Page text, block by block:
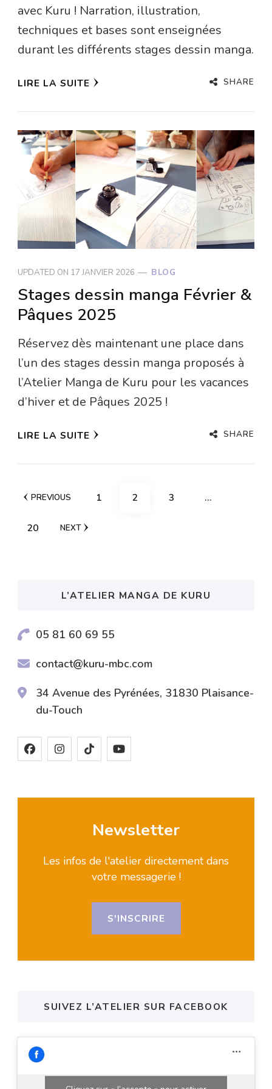
avec Kuru ! Narration, illustration,
techniques et bases sont enseignées
durant les différents stages dessin manga.
LIRE LA SUITE SHARE
UPDATED ON 17 JANVIER 2026 BLOG
Stages dessin manga Février &
Pâques 2025
Réservez dès maintenant une place dans
l’un des stages dessin manga proposés à
l’Atelier Manga de Kuru pour les vacances
d’hiver et de Pâques 2025 !
LIRE LA SUITE SHARE
Pagination
des
PREVIOUS PAGE
1 PAGE
2 PAGE
3 …
PAGE
20 NEXT
L’ATELIER MANGA DE KURU
05 81 60 69 55
contact@kuru-mbc.com
34 Avenue des Pyrénées, 31830 Plaisance-
du-Touch
Newsletter
Les infos de l'atelier directement dans
votre messagerie !
S'INSCRIRE
SUIVEZ L’ATELIER SUR FACEBOOK